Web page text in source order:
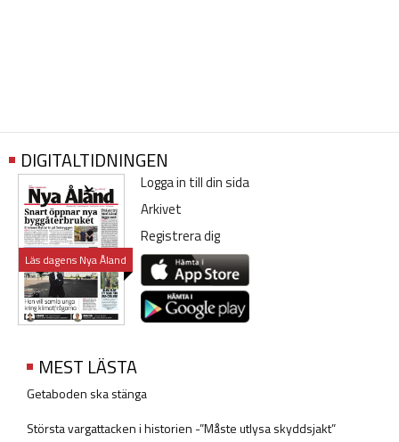
DIGITALTIDNINGEN
Läs dagens Nya Åland
Logga in till din sida
Arkivet
Registrera dig
MEST LÄSTA
Getaboden ska stänga
Största vargattacken i historien -”Måste utlysa skyddsjakt”